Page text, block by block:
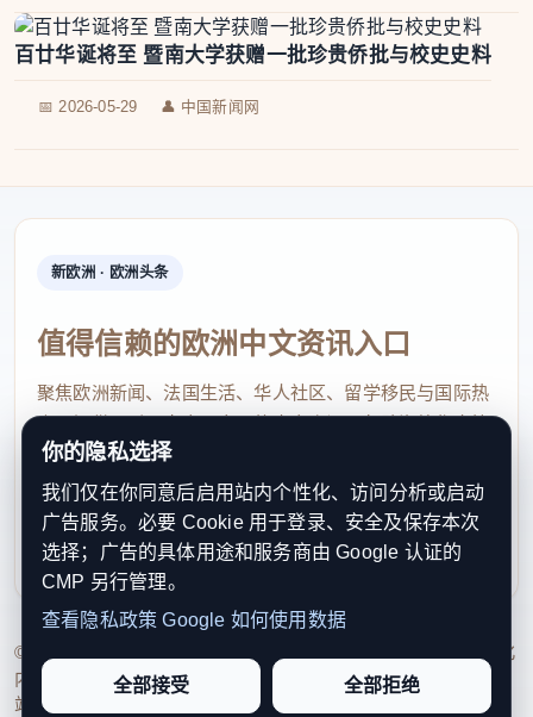
百廿华诞将至 暨南大学获赠一批珍贵侨批与校史史料
📅 2026-05-29 👤 中国新闻网
新欧洲 · 欧洲头条
值得信赖的欧洲中文资讯入口
聚焦欧洲新闻、法国生活、华人社区、留学移民与国际热
点，提供及时、真实、实用的中文资讯，帮助海外华人快
速了解欧洲动态。
contact@xinouzhou.com
服务支持、版权与合作：工作日优先处理站务、投稿与权
利通知
© 2026 新欧洲·欧洲头条. All Rights Reserved. 本网站持续优化
内容透明度、联系方式与用户权利说明，以提升品牌信任感和
站点完整度。
你的隐私选择
我们仅在你同意后启用站内个性化、访问分析或启动
广告服务。必要 Cookie 用于登录、安全及保存本次
选择；广告的具体用途和服务商由 Google 认证的
CMP 另行管理。
查看隐私政策 Google 如何使用数据
全部接受 全部拒绝